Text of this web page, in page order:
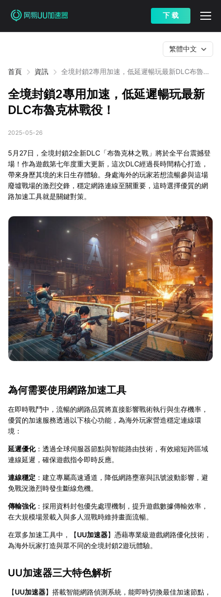
下 载
首頁 資訊
全境封鎖2專用加速，低延遲暢玩最新DLC布魯克
繁體中文
全境封鎖2專用加速，低延遲暢玩最新
DLC布魯克林戰役！
2025-05-26
5月27日，全境封鎖2全新DLC「布魯克林之戰」將於全平台震撼登
場！作為遊戲第七年度重大更新，這次DLC經過長時間精心打造，
帶來身歷其境的末日生存體驗。身處海外的玩家若想流暢參與這場
廢墟戰場的激烈交鋒，穩定網路連線至關重要，這時選擇優質的網
路加速工具就是關鍵對策。
為何需要使用網路加速工具
在即時戰鬥中，流暢的網路品質將直接影響戰術執行與生存機率，
優質的加速服務透過以下核心功能，為海外玩家營造穩定連線環
境：
延遲優化：透過全球伺服器節點與智能路由技術，有效縮短跨區域
連線延遲，確保遊戲指令即時反應。
連線穩定 ：建立專屬高速通道，降低網路壅塞與訊號波動影響，避
免戰況激烈時發生斷線危機。
傳輸強化：採用資料封包優先處理機制，提升遊戲數據傳輸效率，
在大規模場景載入與多人混戰時維持畫面流暢。
在眾多加速工具中，【UU加速器】憑藉專業級遊戲網路優化技術，
為海外玩家打造與眾不同的全境封鎖2遊玩體驗。
UU加速器三大特色解析
【UU加速器】搭載智能網路偵測系統，能即時切換最佳加速節點，